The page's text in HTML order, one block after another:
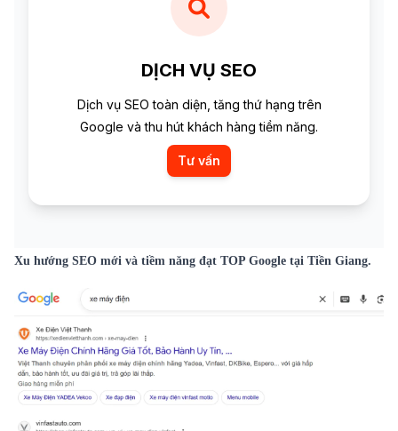
DỊCH VỤ SEO
Dịch vụ SEO toàn diện, tăng thứ hạng trên
Google và thu hút khách hàng tiềm năng.
Tư vấn
Xu hướng SEO mới và tiềm năng đạt TOP Google tại Tiền Giang.